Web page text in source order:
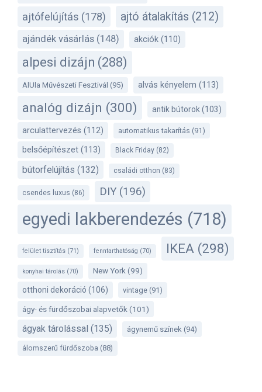
ajtófelújítás (178) ajtó átalakítás (212)
ajándék vásárlás (148) akciók (110)
alpesi dizájn (288)
AlUla Művészeti Fesztivál (95) alvás kényelem (113)
analóg dizájn (300) antik bútorok (103)
arculattervezés (112) automatikus takarítás (91)
belsőépítészet (113) Black Friday (82)
bútorfelújítás (132) családi otthon (83)
csendes luxus (86) DIY (196)
egyedi lakberendezés (718)
felület tisztítás (71) fenntarthatóság (70) IKEA (298)
konyhai tárolás (70) New York (99)
otthoni dekoráció (106) vintage (91)
ágy- és fürdőszobai alapvetők (101)
ágyak tárolással (135) ágynemű színek (94)
álomszerű fürdőszoba (88)